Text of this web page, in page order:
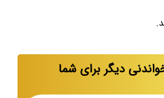
دیگر برای شما